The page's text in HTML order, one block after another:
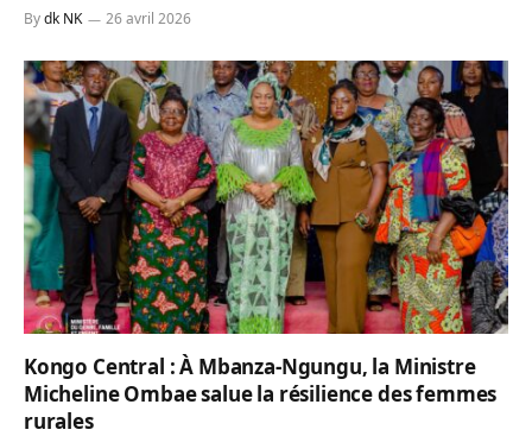
Bydk NK 26 avril 2026
Kongo Central : À Mbanza-Ngungu, la Ministre
Micheline Ombae salue la résilience des femmes
rurales